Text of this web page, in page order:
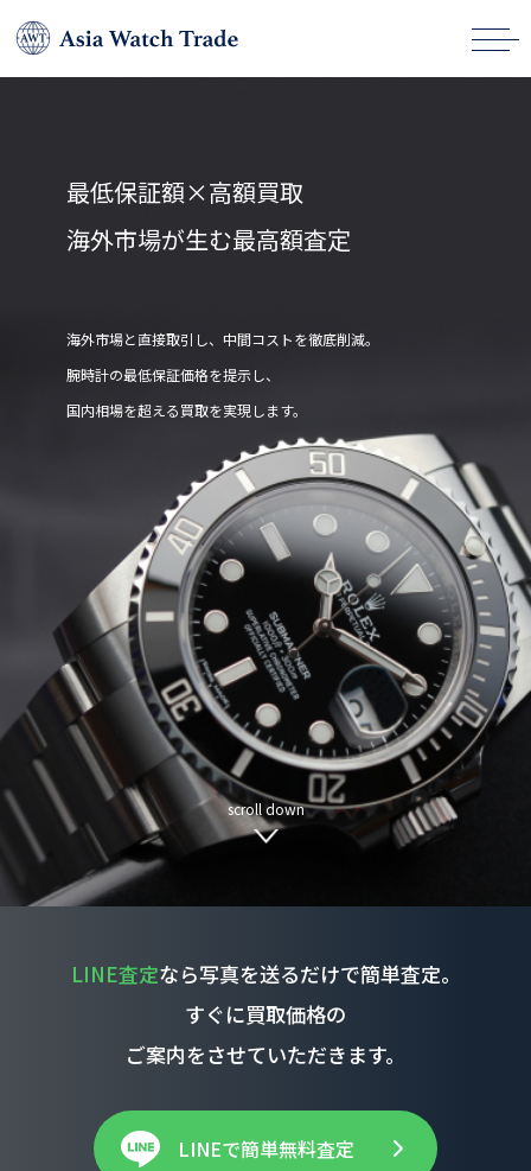
最低保証額×高額買取
海外市場が生む最高額査定
海外市場と直接取引し、中間コストを徹底削減。
腕時計の最低保証価格を提示し、
国内相場を超える買取を実現します。
scroll down
LINE査定なら写真を送るだけで簡単査定。
すぐに買取価格の
ご案内をさせていただきます。
LINEで簡単無料査定